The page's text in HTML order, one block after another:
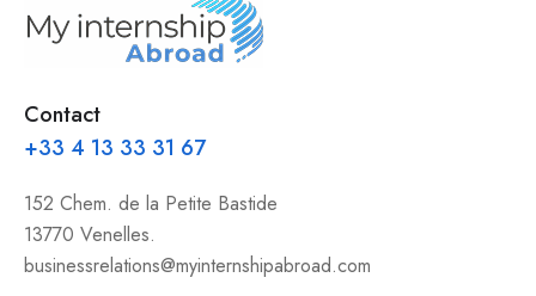
Contact
+33 4 13 33 31 67
152 Chem. de la Petite Bastide
13770 Venelles.
businessrelations@myinternshipabroad.com